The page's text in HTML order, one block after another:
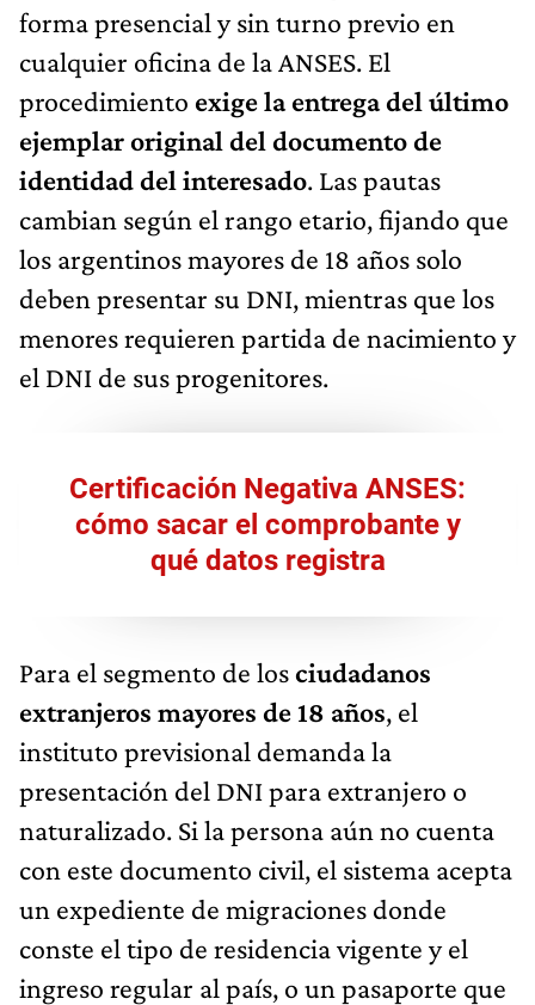
forma presencial y sin turno previo en
cualquier oficina de la ANSES. El
procedimiento exige la entrega del último
ejemplar original del documento de
identidad del interesado. Las pautas
cambian según el rango etario, fijando que
los argentinos mayores de 18 años solo
deben presentar su DNI, mientras que los
menores requieren partida de nacimiento y
el DNI de sus progenitores.
Certificación Negativa ANSES:
cómo sacar el comprobante y
qué datos registra
Para el segmento de losciudadanos
extranjeros mayores de 18 años, el
instituto previsional demanda la
presentación del DNI para extranjero o
naturalizado. Si la persona aún no cuenta
con este documento civil, el sistema acepta
un expediente de migraciones donde
conste el tipo de residencia vigente y el
ingreso regular al país, o un pasaporte que